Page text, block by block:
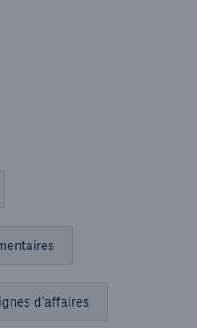
d'affaires